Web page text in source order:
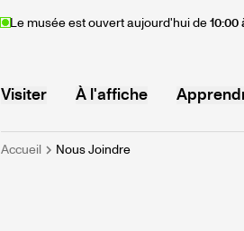
Le musée est ouvert aujourd'hui de10:00
MAIN
Visiter À l'affiche
FIL
Accueil Nous Joindre